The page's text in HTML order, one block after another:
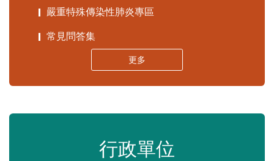
嚴重特殊傳染性肺炎專區
常見問答集
更多
行政單位